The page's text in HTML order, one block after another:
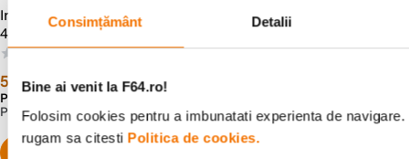
Consimțământ Detalii
Bine ai venit la F64.ro!
Folosim cookies pentru a imbunatati experienta de
rugam sa citesti Politica de cookies.
Irix Revo Filtru UV Protect
49mm
(0)
59 lei
Preț anterior:69 99 lei
PRP:97 lei
Irix Revo Filtru UV Protect
52mm
(0)
PRP:102 lei